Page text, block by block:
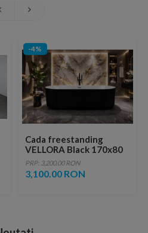
-4%
Cada freestanding
VELLORA Black 170x80
PRP: 3,200.00 RON
3,100.00 RON